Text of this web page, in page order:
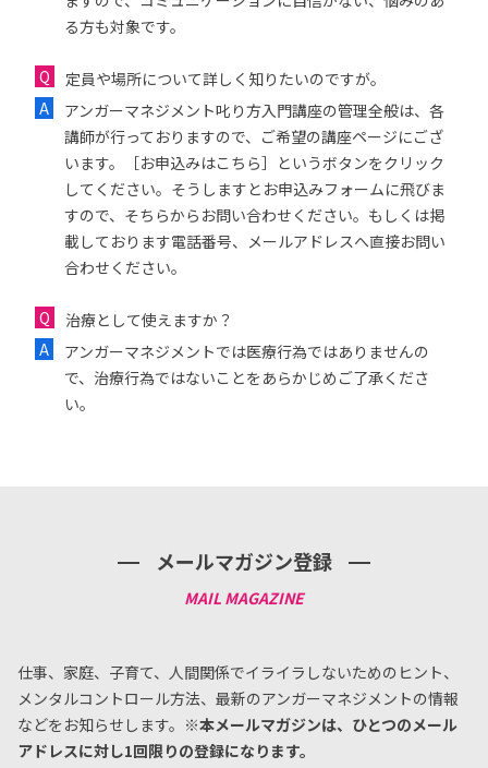
る方も対象です。
定員や場所について詳しく知りたいのですが。
アンガーマネジメント叱り方入門講座の管理全般は、各
講師が行っておりますので、ご希望の講座ページにござ
います。［お申込みはこちら］というボタンをクリック
してください。そうしますとお申込みフォームに飛びま
すので、そちらからお問い合わせください。もしくは掲
載しております電話番号、メールアドレスへ直接お問い
合わせください。
治療として使えますか？
アンガーマネジメントでは医療行為ではありませんの
で、治療行為ではないことをあらかじめご了承くださ
い。
メールマガジン登録
仕事、家庭、子育て、人間関係でイライラしないためのヒント、
メンタルコントロール方法、 最新のアンガーマネジメントの情報
などをお知らせします。 ※本メールマガジンは、ひとつのメール
アドレスに対し1回限りの登録になります。